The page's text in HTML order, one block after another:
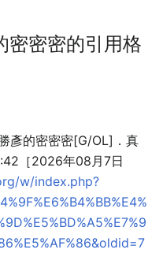
密密密的引用格
彥的密密密[G/OL]．真
［2026年08月7日
w/index.php?